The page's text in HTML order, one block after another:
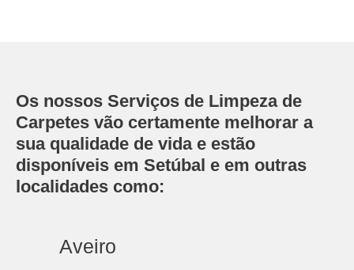
Os nossos Serviços de Limpeza de
Carpetes vão certamente melhorar a
sua qualidade de vida e estão
disponíveis em Setúbal e em outras
localidades como:
Aveiro